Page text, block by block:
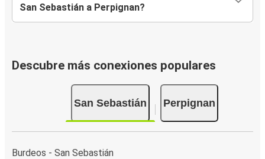
San Sebastián a Perpignan?
Descubre más conexiones populares
San Sebastián Perpignan
Burdeos - San Sebastián